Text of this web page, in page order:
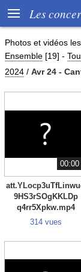
 Les
Photos et vidéos
Ensemble [19] -
2024 / Avr 24 -
00:00
9HS3rSOgKKLDp
q4rr5Xpkw.mp4
314 vues